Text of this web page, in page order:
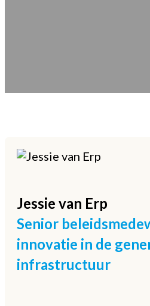
Jessie van Erp
Senior
innovatie in de
infrastructuur